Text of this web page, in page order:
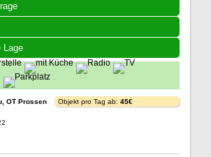
Lage
OT Prossen
Objekt pro Tag ab: 45€